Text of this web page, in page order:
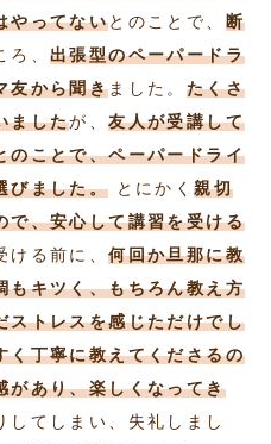
やってないとのことで、 断
ろ、出張型のペーパードラ
友から聞きました。 たくさ
ましたが、友人が受講して
のことで、ペーパードライ
びました。 とにかく親切
で、安心して講習を受ける
ける前に、何回か旦那に教
もキツく、もちろん教え方
ストレスを感じただけでし
く丁寧に教えてくださるの
があり、楽しくなってき
してしまい、失礼しまし